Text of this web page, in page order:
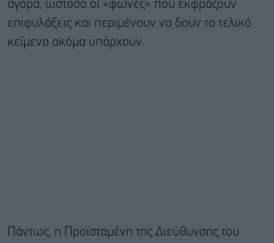
αγορά, ωστόσο οι «φωνές» που εκφράζουν
επιφυλάξεις και περιμένουν να δουν το τελικό
κείμενο ακόμα υπάρχουν.
Πάντως, η Προϊσταμένη της Διεύθυνσης του